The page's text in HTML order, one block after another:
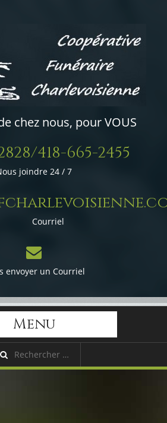
chez nous, pour VOUS
418-665-2455
joindre 24 / 7
Courriel
envoyer un Courriel
Menu